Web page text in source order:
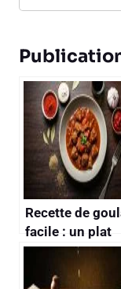
Recette de
facile : un plat
traditionnel
savoureux